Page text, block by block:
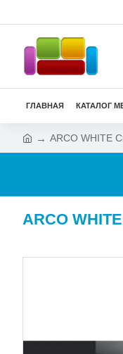
ГЛАВНАЯ КАТАЛОГ
ARCO WHITE
ARCO